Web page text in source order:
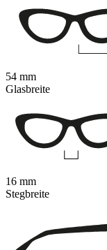
54 mm
Glasbreite
16 mm
Stegbreite